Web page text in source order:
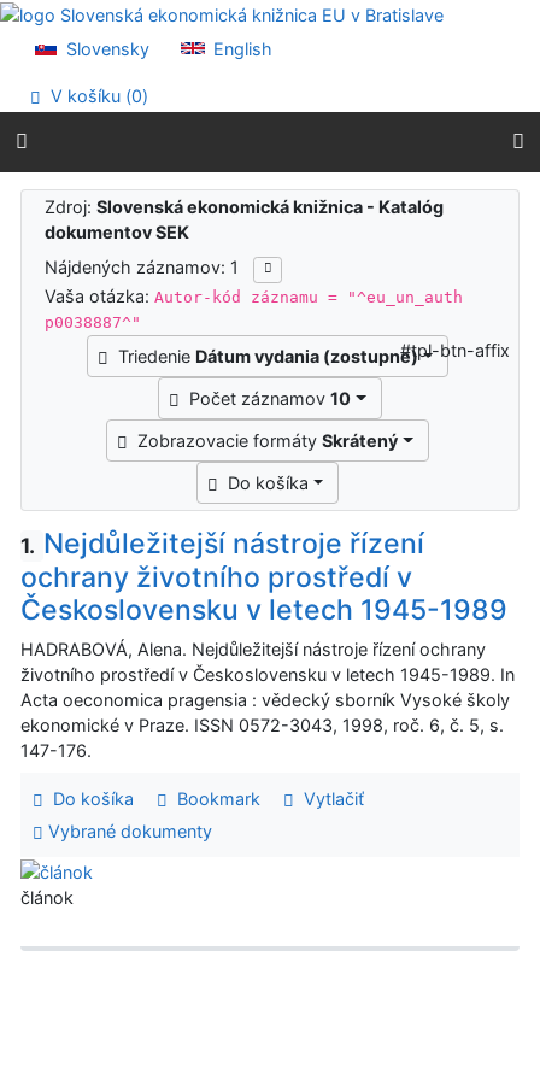
Prejsť na obsah
Prehlásenie o webovej prístupnosti
Slovensky English
V košíku (0)
Výsledky vyhľadávania
Zdroj:Slovenská ekonomická knižnica - Katalóg
dokumentov SEK
Nájdených záznamov: 1
Vaša otázka:Autor-kód záznamu = "^eu_un_auth
p0038887^"
Triedenie Dátum vydania (zostupne)
Počet záznamov10
Zobrazovacie formátySkrátený
Do košíka
#tpl-btn-affix
1. Nejdůležitejší nástroje řízení
ochrany životního prostředí v
Československu v letech 1945-1989
HADRABOVÁ, Alena. Nejdůležitejší nástroje řízení ochrany
životního prostředí v Československu v letech 1945-1989. In
Acta oeconomica pragensia : vědecký sborník Vysoké školy
ekonomické v Praze. ISSN 0572-3043, 1998, roč. 6, č. 5, s.
147-176.
Do košíka Bookmark
Vytlačiť
Vybrané dokumenty
článok